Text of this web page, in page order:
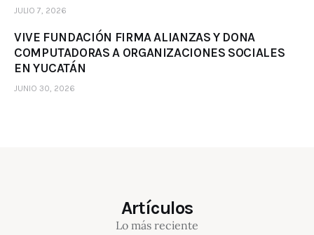
JULIO 7, 2026
VIVE FUNDACIÓN FIRMA ALIANZAS Y DONA
COMPUTADORAS A ORGANIZACIONES SOCIALES
EN YUCATÁN
JUNIO 30, 2026
Artículos
Lo más reciente